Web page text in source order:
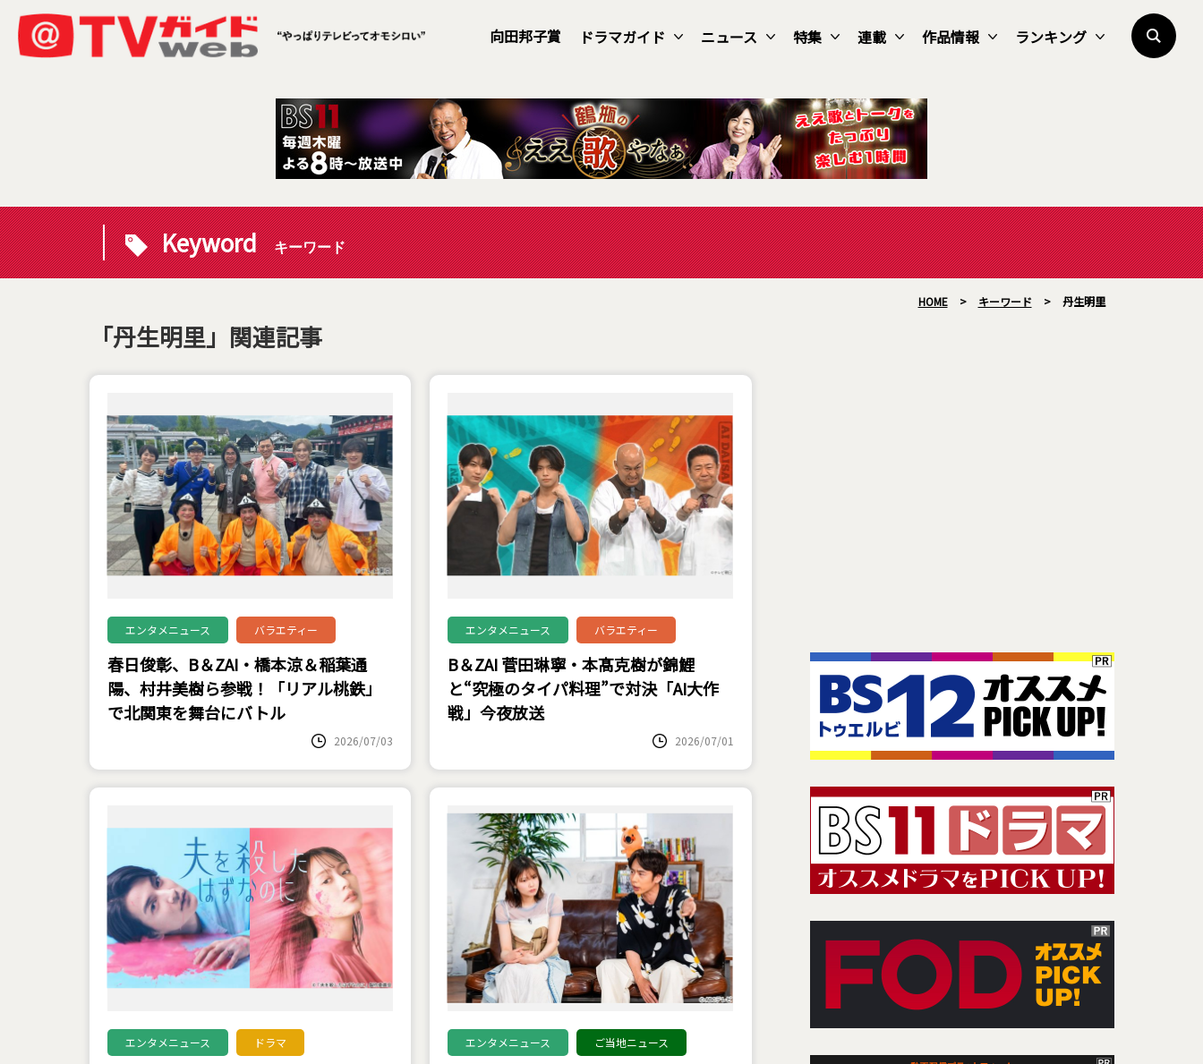
向田邦子賞 ドラマガイド ニュース 特集 連載 作品情報 ランキング
Keyword キーワード
HOME > キーワード > 丹生明里
「丹生明里」関連記事
エンタメニュース バラエティー
春日俊彰、B＆ZAI・橋本涼＆稲葉通
陽、村井美樹ら参戦！「リアル桃鉄」
で北関東を舞台にバトル
2026/07/03
エンタメニュース バラエティー
B＆ZAI 菅田琳寧・本髙克樹が錦鯉
と“究極のタイパ料理”で対決「AI大作
戦」今夜放送
2026/07/01
エンタメニュース ドラマ エンタメニュース ご当地ニュース